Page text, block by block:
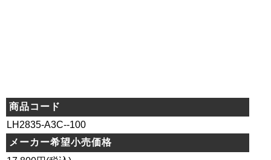
商品コード
LH2835-A3C--100
メーカー希望小売価格